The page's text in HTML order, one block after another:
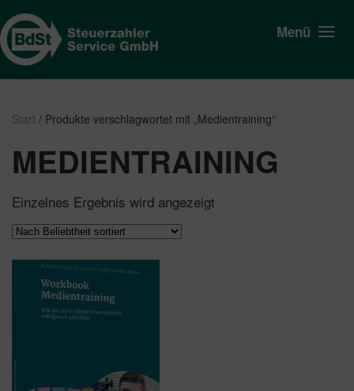
Menü
Start / Produkte verschlagwortet mit „Medientraining“
MEDIENTRAINING
Einzelnes Ergebnis wird angezeigt